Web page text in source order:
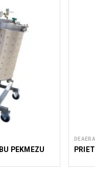
PEKMEZU